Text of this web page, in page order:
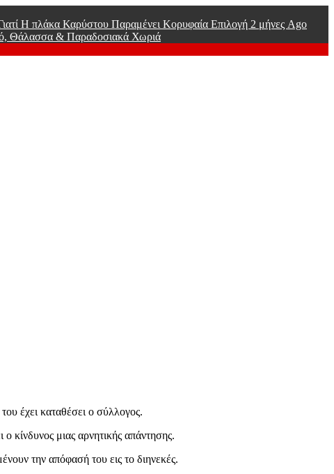
Η πλάκα Καρύστου Παραμένει Κορυφαία Επιλογή 2 μήνες Ago
Θάλασσα & Παραδοσιακά Χωριά
έχει καταθέσει ο σύλλογος.
κίνδυνος μιας αρνητικής απάντησης.
την απόφασή του εις το διηνεκές.